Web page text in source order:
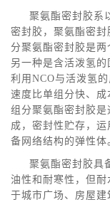
聚氨酯密封胶系
密封胶，聚氨酯密
分聚氨酯密封胶是两
另一种是含活泼氢的
利用NCO与活泼氢
速度比单组分快、
组分聚氨酯密封胶
成，密封性贮存，
备网络结构的弹性体
聚氨酯密封胶具
油性和耐寒性，但
于城市广场、房屋